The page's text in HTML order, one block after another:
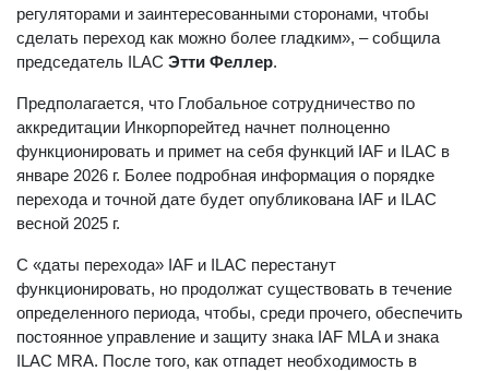
регуляторами и заинтересованными сторонами, чтобы
сделать переход как можно более гладким», – собщила
председатель ILAC Этти Феллер.
Предполагается, что Глобальное сотрудничество по
аккредитации Инкорпорейтед начнет полноценно
функционировать и примет на себя функций IAF и ILAC в
январе 2026 г. Более подробная информация о порядке
перехода и точной дате будет опубликована IAF и ILAC
весной 2025 г.
С «даты перехода» IAF и ILAC перестанут
функционировать, но продолжат существовать в течение
определенного периода, чтобы, среди прочего, обеспечить
постоянное управление и защиту знака IAF MLA и знака
ILAC MRA. После того, как отпадет необходимость в